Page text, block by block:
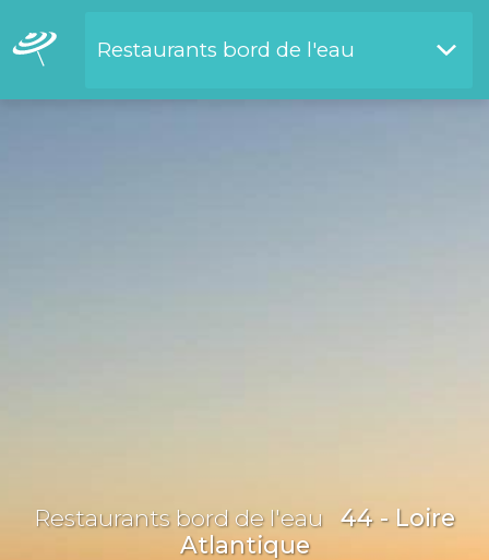
Restaurants bord de l'eau
Restaurants bord de l'eau
44 - Loire
Atlantique